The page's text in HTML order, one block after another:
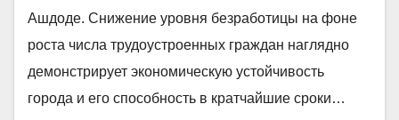
Ашдоде. Снижение уровня безработицы на фоне
роста числа трудоустроенных граждан наглядно
демонстрирует экономическую устойчивость
города и его способность в кратчайшие сроки…